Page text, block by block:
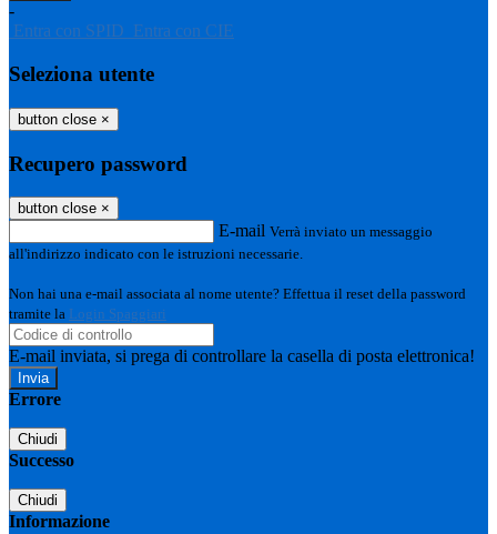
-
Entra con SPID Entra con CIE
Seleziona utente
button close ×
Recupero password
button close ×
E-mail Verrà inviato un messaggio
all'indirizzo indicato con le istruzioni necessarie.
Non hai una e-mail associata al nome utente? Effettua il reset della password
tramite la Login Spaggiari
E-mail inviata, si prega di controllare la casella di posta elettronica!
Errore
Chiudi
Successo
Chiudi
Informazione